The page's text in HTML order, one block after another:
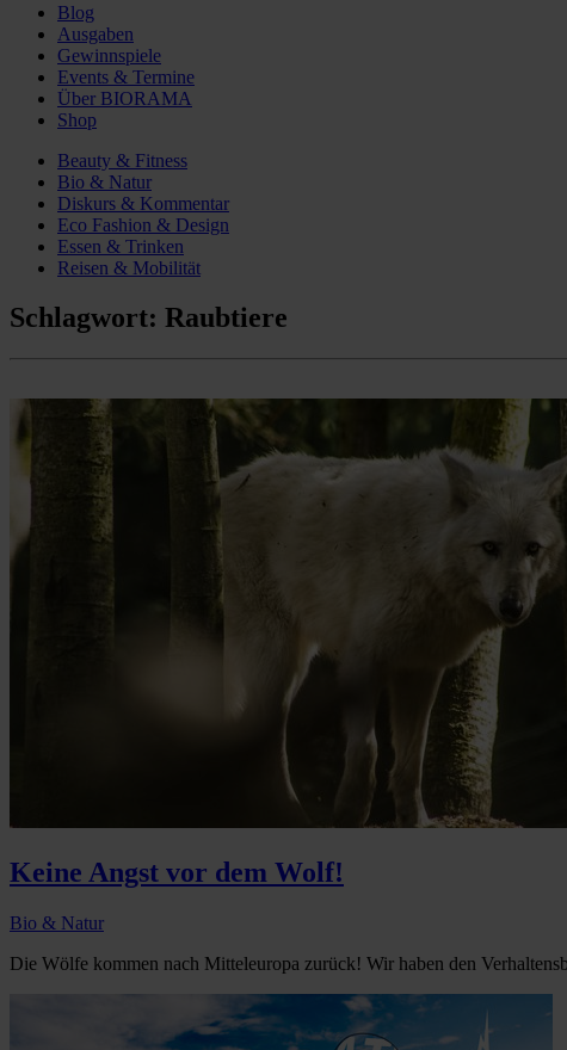
Blog
Ausgaben
Gewinnspiele
Events & Termine
Über BIORAMA
Shop
Beauty & Fitness
Bio & Natur
Diskurs & Kommentar
Eco Fashion & Design
Essen & Trinken
Reisen & Mobilität
Schlagwort: Raubtiere
Keine Angst vor dem Wolf!
Bio & Natur
Die Wölfe kommen nach Mitteleuropa zurück! Wir haben den